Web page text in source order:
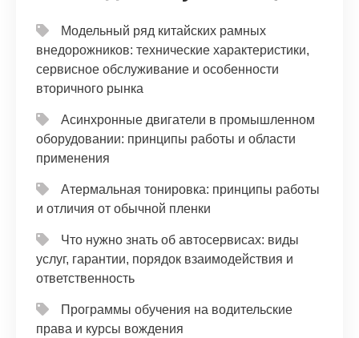
Модельный ряд китайских рамных
внедорожников: технические характеристики,
сервисное обслуживание и особенности
вторичного рынка
Асинхронные двигатели в промышленном
оборудовании: принципы работы и области
применения
Атермальная тонировка: принципы работы
и отличия от обычной пленки
Что нужно знать об автосервисах: виды
услуг, гарантии, порядок взаимодействия и
ответственность
Программы обучения на водительские
права и курсы вождения